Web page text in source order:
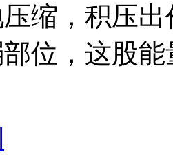
缩，积压
位，这股